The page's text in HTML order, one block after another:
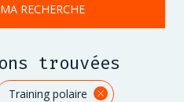
RECHERCHE
trouvées
Training polaire